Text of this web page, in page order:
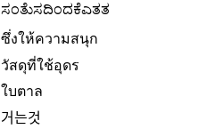
ಸಂತೆುಸದಿಂದಕೆಎತತ
ซึ่งให้ความสนุก
วัสดุที่ใช้อุดร
ใบตาล
거는것